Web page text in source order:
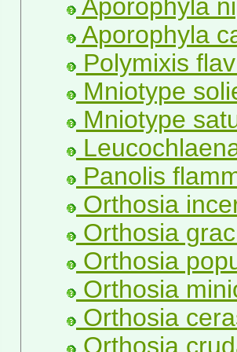
Aporophyla
Aporophyla
Polymixis
Mniotype
Mniotype
Panolis
Orthosia
Orthosia
Orthosia
Orthosia
Orthosia
Orthosia